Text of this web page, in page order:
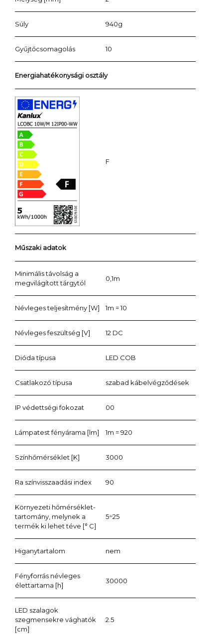
Súly 940g
Gyűjtőcsomagolás 10
Energiahatékonysági osztály
F
Műszaki adatok
Minimális távolság a
megvilágított tárgytól
0,1m
Névleges teljesítmény [W] 1m = 10
Névleges feszültség [V] 12 DC
Dióda típusa LED COB
Csatlakozó típusa szabad kábelvégződések
IP védettségi fokozat 00
Lámpatest fényárama [lm] 1m = 920
Színhőmérséklet [K] 3000
Ra színvisszaadási index 90
Környezeti hőmérséklet-
tartomány, melynek a
termék ki lehet téve [° C]
5÷25
Higanytartalom nem
Fényforrás névleges
élettartama [h]
30000
LED szalagok
szegmensekre vághatók
[cm]
2.5